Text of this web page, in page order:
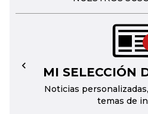
MI SELECCIÓN
Noticias
temas de
←